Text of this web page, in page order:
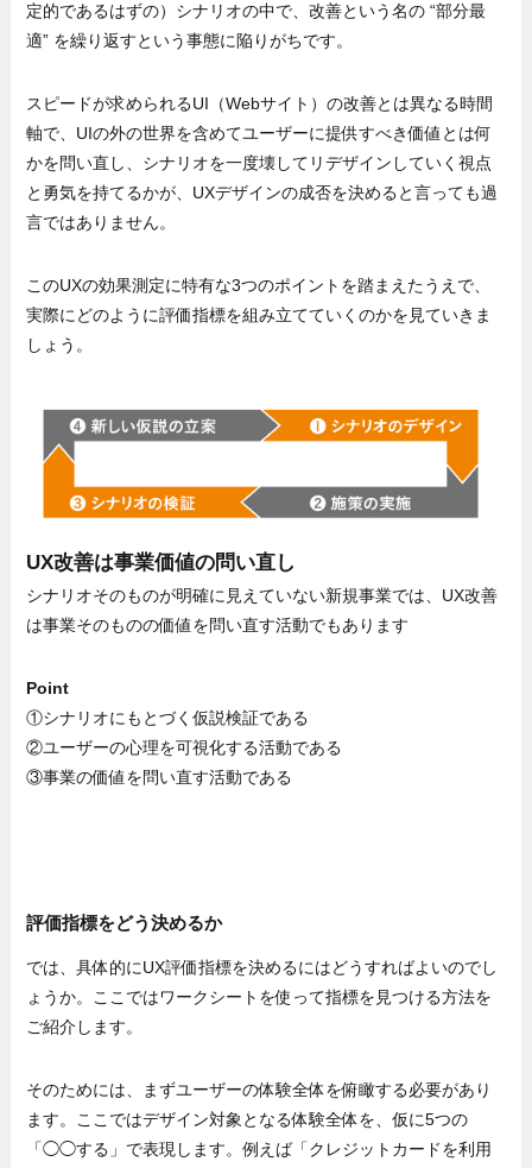
定的であるはずの）シナリオの中で、改善という名の “部分最
適” を繰り返すという事態に陥りがちです。
スピードが求められるUI（Webサイト）の改善とは異なる時間
軸で、UIの外の世界を含めてユーザーに提供すべき価値とは何
かを問い直し、シナリオを一度壊してリデザインしていく視点
と勇気を持てるかが、UXデザインの成否を決めると言っても過
言ではありません。
このUXの効果測定に特有な3つのポイントを踏まえたうえで、
実際にどのように評価指標を組み立てていくのかを見ていきま
しょう。
UX改善は事業価値の問い直し
シナリオそのものが明確に見えていない新規事業では、UX改善
は事業そのものの価値を問い直す活動でもあります
Point
①シナリオにもとづく仮説検証である
②ユーザーの心理を可視化する活動である
③事業の価値を問い直す活動である
評価指標をどう決めるか
では、具体的にUX評価指標を決めるにはどうすればよいのでし
ょうか。ここではワークシートを使って指標を見つける方法を
ご紹介します。
そのためには、まずユーザーの体験全体を俯瞰する必要があり
ます。ここではデザイン対象となる体験全体を、仮に5つの
「◯◯する」で表現します。例えば「クレジットカードを利用